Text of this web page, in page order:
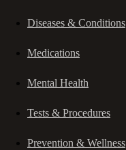
Diseases & Conditions
Medications
Mental Health
Tests & Procedures
Prevention & Wellness